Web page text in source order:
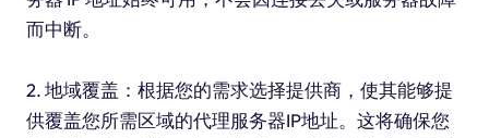
而中断。
2. 地域覆盖：根据您的需求选择提供商，使其能够提
供覆盖您所需区域的代理服务器IP地址。这将确保您